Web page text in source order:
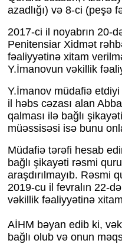
azadlığı) və 8-ci (peşə
2017-ci il noyabrın 20-
Penitensiar Xidmət
fəaliyyətinə xitam
Y.İmanovun vəkillik
Y.İmanov müdafiə etdiyi
il həbs cəzası alan
qalması ilə bağlı
müəssisəsi isə bunu
Müdafiə tərəfi hesab
bağlı şikayəti rəsmi
araşdırılmayıb. Rəsmi
2019-cu il fevralın 22-
vəkillik fəaliyyətinə
AİHM bəyan edib ki,
bağlı olub və onun